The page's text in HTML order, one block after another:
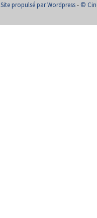
Site propulsé par Wordpress- ©